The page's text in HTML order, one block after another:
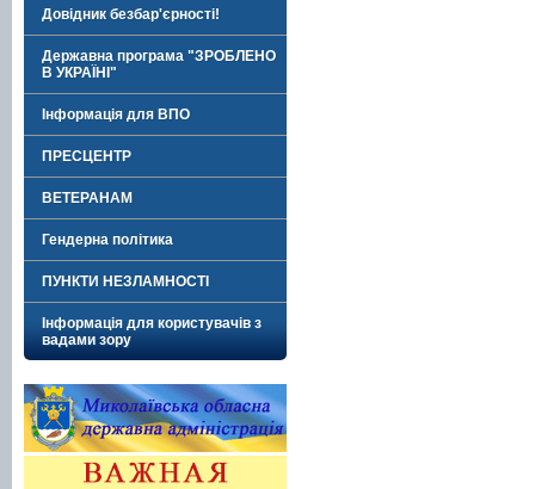
Довідник безбар'єрності!
Державна програма "ЗРОБЛЕНО
В УКРАЇНІ"
Інформація для ВПО
ПРЕСЦЕНТР
ВЕТЕРАНАМ
Гендерна політика
ПУНКТИ НЕЗЛАМНОСТІ
Інформація для користувачів з
вадами зору